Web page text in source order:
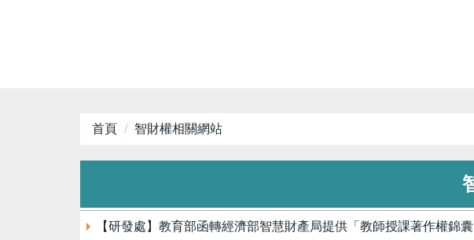
首頁 智財權相關網站
【研發處】教育部函轉經濟部智慧財產局提供「教師授課著作權錦